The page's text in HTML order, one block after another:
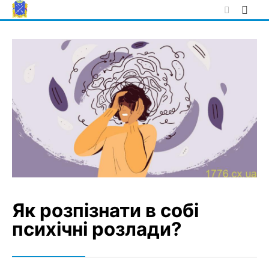
Skip
to
Як розпізнати в собі
психічні розлади?